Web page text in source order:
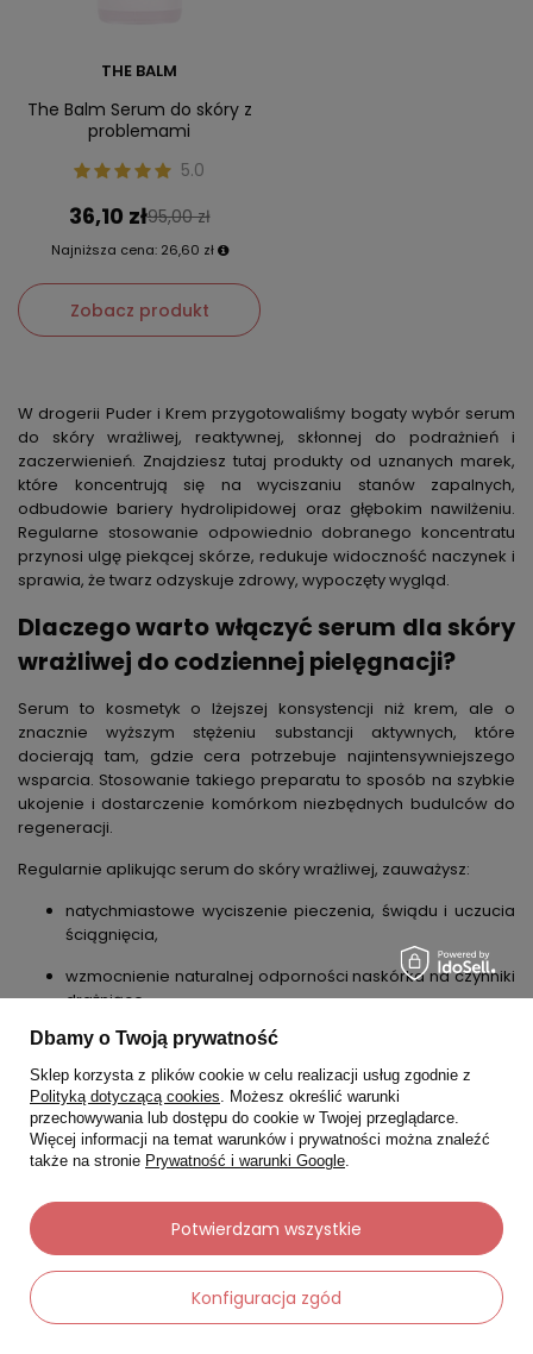
THE BALM
The Balm Serum do skóry z
problemami
5.0
36,10 zł95,00 zł
Najniższa cena: 26,60 zł
Zobacz produkt
W drogerii Puder i Krem przygotowaliśmy bogaty wybór serum
do skóry wrażliwej, reaktywnej, skłonnej do podrażnień i
zaczerwienień. Znajdziesz tutaj produkty od uznanych marek,
które koncentrują się na wyciszaniu stanów zapalnych,
odbudowie bariery hydrolipidowej oraz głębokim nawilżeniu.
Regularne stosowanie odpowiednio dobranego koncentratu
przynosi ulgę piekącej skórze, redukuje widoczność naczynek i
sprawia, że twarz odzyskuje zdrowy, wypoczęty wygląd.
Dlaczego warto włączyćserum dla skóry
wrażliwej do codziennej pielęgnacji?
Serum to kosmetyk o lżejszej konsystencji niż krem, ale o
znacznie wyższym stężeniu substancji aktywnych, które
docierają tam, gdzie cera potrzebuje najintensywniejszego
wsparcia. Stosowanie takiego preparatu to sposób na szybkie
ukojenie i dostarczenie komórkom niezbędnych budulców do
regeneracji.
Regularnie aplikując serum do skóry wrażliwej, zauważysz:
natychmiastowe wyciszenie pieczenia, świądu i uczucia
ściągnięcia,
wzmocnienie naturalnej odporności naskórka na czynniki
drażniące,
intensywne nawodnienie,
wyrównanie kolorytu (redukcję rumienia i drobnych
pajączków),
przyspieszenie procesów gojenia mikrouszkodzeń oraz
stanów zapalnych,
wygładzenie struktury skóry i przywrócenie jej miękkości,
zapobieganie przedwczesnemu starzeniu, które przy
częstych podrażnieniach postępuje szybciej.
Warto też sięgnąć po serum łagodzącepo zabiegach
Dbamy o Twoją prywatność
Sklep korzysta z plików cookie w celu realizacji usług zgodnie z
Polityką dotyczącą cookies. Możesz określić warunki
przechowywania lub dostępu do cookie w Twojej przeglądarce.
Więcej informacji na temat warunków i prywatności można znaleźć
także na stronie Prywatność i warunki Google.
Konfiguracja zgód
Potwierdzam wszystkie